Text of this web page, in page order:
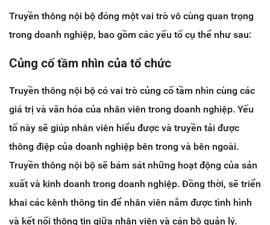
Truyền thông nội bộ đóng một vai trò vô cùng quan trọng
trong doanh nghiệp, bao gồm các yếu tố cụ thể như sau:
Củng cố tầm nhìn của tổ chức
Truyền thông nội bộ có vai trò củng cố tầm nhìn cùng các
giá trị và văn hóa của nhân viên trong doanh nghiệp. Yếu
tố này sẽ giúp nhân viên hiểu được và truyền tải được
thông điệp của doanh nghiệp bên trong và bên ngoài.
Truyền thông nội bộ sẽ bám sát những hoạt động của sản
xuất và kinh doanh trong doanh nghiệp. Đồng thời, sẽ triển
khai các kênh thông tin để nhân viên nắm được tình hình
và kết nối thông tin giữa nhân viên và cán bộ quản lý.